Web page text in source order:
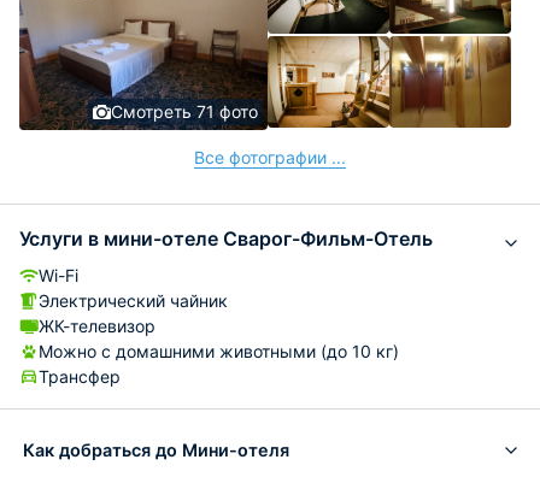
Смотреть 71 фото
Все фотографии ...
Услуги в мини-отеле Сварог-Фильм-Отель
Wi-Fi
Электрический чайник
ЖК-телевизор
Можно с домашними животными (до 10 кг)
Трансфер
Как добраться до Мини-отеля